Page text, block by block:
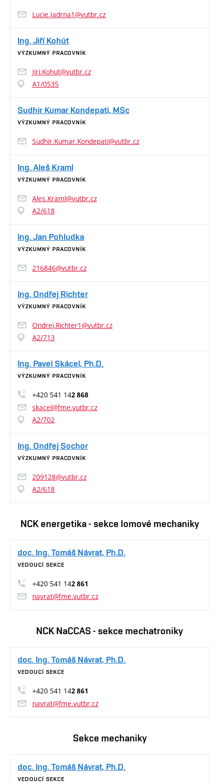
Lucie.Jadrna1@vutbr.cz
Ing. Jiří Kohút
VÝZKUMNÝ PRACOVNÍK
Jiri.Kohut@vutbr.cz
A1/0535
Sudhir Kumar Kondepati, MSc
VÝZKUMNÝ PRACOVNÍK
Sudhir.Kumar.Kondepati@vutbr.cz
Ing. Aleš Kraml
VÝZKUMNÝ PRACOVNÍK
Ales.Kraml@vutbr.cz
A2/618
Ing. Jan Pohludka
VÝZKUMNÝ PRACOVNÍK
216846@vutbr.cz
Ing. Ondřej Richter
VÝZKUMNÝ PRACOVNÍK
Ondrej.Richter1@vutbr.cz
A2/713
Ing. Pavel Skácel, Ph.D.
VÝZKUMNÝ PRACOVNÍK
+420 541 142 868
skacel@fme.vutbr.cz
A2/702
Ing. Ondřej Sochor
VÝZKUMNÝ PRACOVNÍK
209128@vutbr.cz
A2/618
NCK energetika - sekce lomové mechaniky
doc. Ing. Tomáš Návrat, Ph.D.
VEDOUCÍ SEKCE
+420 541 142 861
navrat@fme.vutbr.cz
NCK NaCCAS - sekce mechatroniky
doc. Ing. Tomáš Návrat, Ph.D.
VEDOUCÍ SEKCE
+420 541 142 861
navrat@fme.vutbr.cz
Sekce mechaniky
doc. Ing. Tomáš Návrat, Ph.D.
VEDOUCÍ SEKCE